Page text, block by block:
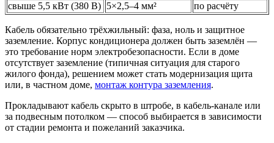
свыше 5,5 кВт (380 В) 5×2,5–4 мм² по расчёту
Кабель обязательно трёхжильный: фаза, ноль и защитное
заземление. Корпус кондиционера должен быть заземлён —
это требование норм электробезопасности. Если в доме
отсутствует заземление (типичная ситуация для старого
жилого фонда), решением может стать модернизация щита
или, в частном доме, монтаж контура заземления.
Прокладывают кабель скрыто в штробе, в кабель-канале или
за подвесным потолком — способ выбирается в зависимости
от стадии ремонта и пожеланий заказчика.